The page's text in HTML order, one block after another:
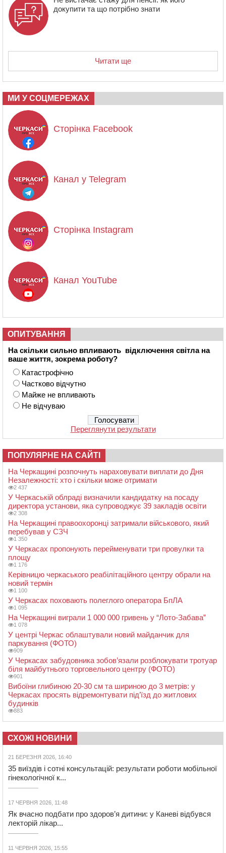
докупити та що потрібно знати
Читати ще
МИ У СОЦМЕРЕЖАХ
Сторінка Facebook
Канал у Telegram
Сторінка Instagram
Канал YouTube
ОПИТУВАННЯ
На скільки сильно впливають відключення світла на
ваше життя, зокрема роботу?
Катастрофічно
Частково відчутно
Майже не впливають
Не відчуваю
Переглянути результати
ПОПУЛЯРНЕ НА САЙТІ
На Черкащині розпочнуть нараховувати виплати до Дня
Незалежності: хто і скільки може отримати
2 437
У Черкаській облраді визначили кандидатку на посаду
директора установи, яка супроводжує 39 закладів освіти
2 308
На Черкащині правоохоронці затримали військового, який
перебував у СЗЧ
1 350
У Черкасах пропонують перейменувати три провулки та
площу
1 176
Керівницю черкаського реабілітаційного центру обрали на
новий термін
1 100
У Черкасах поховають полеглого оператора БпЛА
1 095
На Черкащині виграли 1 000 000 гривень у “Лото-Забава”
1 078
У центрі Черкас облаштували новий майданчик для
паркування (ФОТО)
909
У Черкасах забудовника зобов’язали розблокувати тротуар
біля майбутнього торговельного центру (ФОТО)
901
Вибоїни глибиною 20-30 см та шириною до 3 метрів: у
Черкасах просять відремонтувати під’їзд до житлових
будинків
883
СХОЖІ НОВИНИ
21 БЕРЕЗНЯ 2026, 16:40
35 виїздів і сотні консультацій: результати роботи мобільної
гінекологічної к...
17 ЧЕРВНЯ 2026, 11:48
Як вчасно подбати про здоров’я дитини: у Каневі відбувся
лекторій лікар...
11 ЧЕРВНЯ 2026, 15:55